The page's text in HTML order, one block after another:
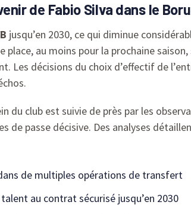
de Fabio Silva dans le
jusqu’en 2030, ce qui diminue
place, au moins pour la prochaine
Les décisions du choix d’effectif de
du club est suivie de près par les
de passe décisive. Des analyses
de multiples opérations de transfert
au contrat sécurisé jusqu’en 2030